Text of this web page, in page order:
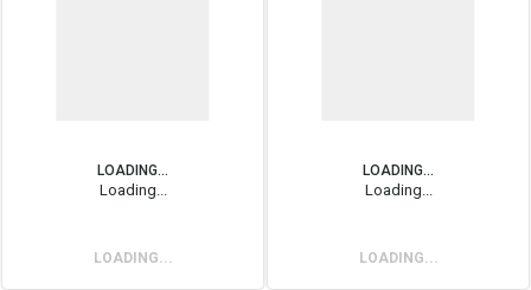
LOADING...
Loading...
LOADING...
LOADING...
Loading...
LOADING...